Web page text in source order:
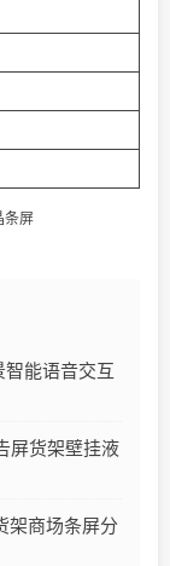
条屏
能语音交互
屏货架壁挂液
架商场条屏分